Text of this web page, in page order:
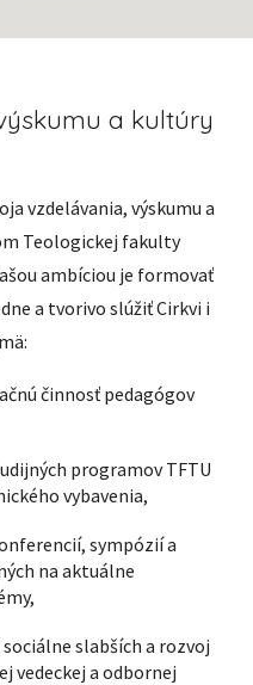
a kultúry
vzdelávania, výskumu a
Teologickej fakulty
ambíciou je formovať
a tvorivo slúžiť Cirkvi i
činnosť pedagógov
programov TFTU
vybavenia,
sympózií a
na aktuálne
slabších a rozvoj
vedeckej a odbornej